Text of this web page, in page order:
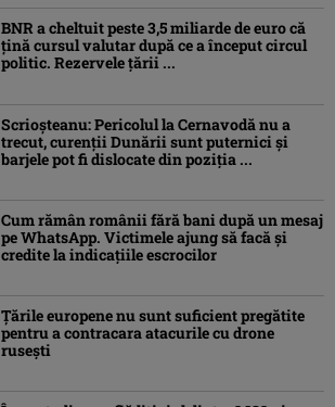
BNR a cheltuit peste 3,5 miliarde de euro că
țină cursul valutar după ce a început circul
politic. Rezervele țării ...
Scrioșteanu: Pericolul la Cernavodă nu a
trecut, curenţii Dunării sunt puternici şi
barjele pot fi dislocate din poziţia ...
Cum rămân românii fără bani după un mesaj
pe WhatsApp. Victimele ajung să facă și
credite la indicațiile escrocilor
Ţările europene nu sunt suficient pregătite
pentru a contracara atacurile cu drone
ruseşti